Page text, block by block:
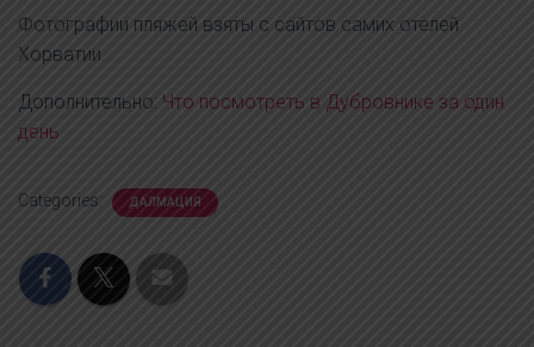
Фотографии пляжей взяты с сайтов самих отелей
Хорватии.
Дополнительно: Что посмотреть в Дубровнике за один
день
Categories: ДАЛМАЦИЯ